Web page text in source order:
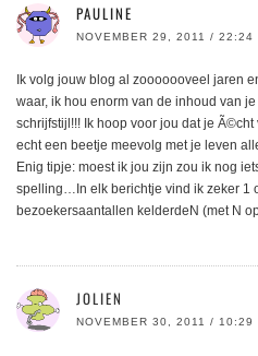
PAULINE
NOVEMBER 29, 2011 / 22:24
Ik volg jouw blog al zooooooveel jaren
waar, ik hou enorm van de inhoud van
schrijfstijl!!! Ik hoop voor jou dat je
echt een beetje meevolg met je leven
Enig tipje: moest ik jou zijn zou ik nog
spelling…In elk berichtje vind ik zeker 1
bezoekersaantallen kelderdeN (met N
JOLIEN
NOVEMBER 30, 2011 / 10:29